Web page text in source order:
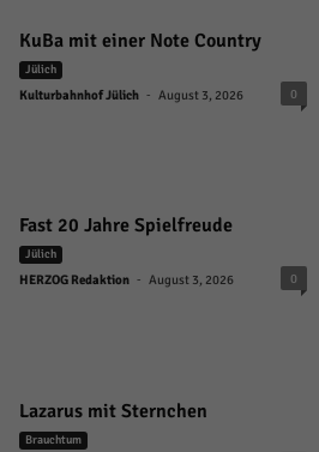
KuBa mit einer Note Country
Jülich
Kulturbahnhof Jülich - August 3, 2026 0
Fast 20 Jahre Spielfreude
Jülich
HERZOG Redaktion - August 3, 2026 0
Lazarus mit Sternchen
Brauchtum